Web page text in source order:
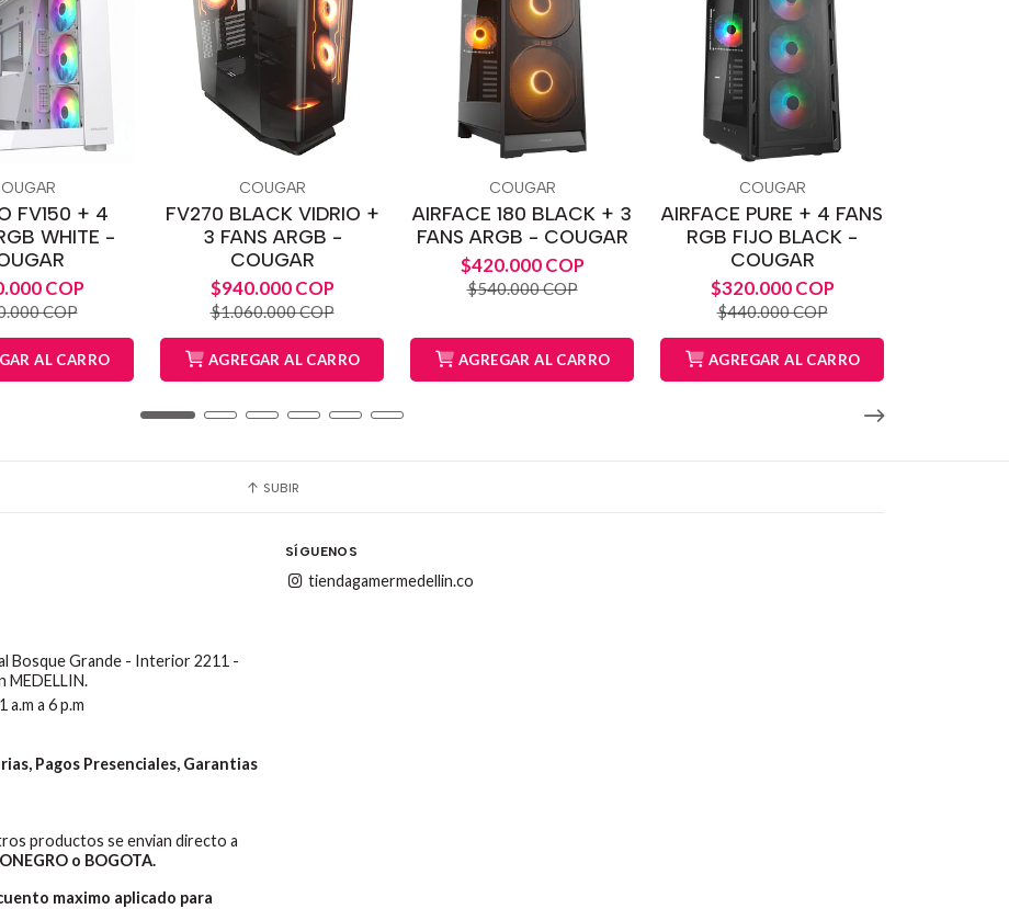
FV150 + 4
WHITE -
COP
COP
AL CARRO
COUGAR
FV270 BLACK VIDRIO +
3 FANS ARGB -
COUGAR
$940.000 COP
$1.060.000 COP
AGREGAR AL CARRO
COUGAR
AIRFACE 180 BLACK + 3
FANS ARGB - COUGAR
$420.000 COP
$540.000 COP
AGREGAR AL CARRO
COUGAR
AIRFACE PURE + 4 FANS
RGB FIJO BLACK -
COUGAR
$320.000 COP
$440.000 COP
AGREGAR AL CARRO
SUBIR
Bosque Grande - Interior 2211 -
MEDELLIN.
a 6 p.m
Pagos Presenciales, Garantias
productos se envian directo a
o BOGOTA.
maximo aplicado para
SÍGUENOS
tiendagamermedellin.co